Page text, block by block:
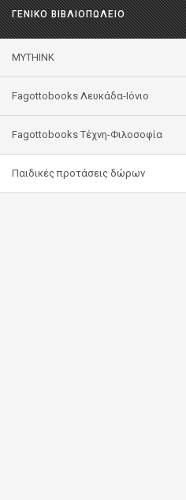
ΓΕΝΙΚΟ ΒΙΒΛΙΟΠΩΛΕΙΟ
MYTHINK
Fagottobooks Λευκάδα-Ιόνιο
Fagottobooks Τέχνη-Φιλοσοφία
Παιδικές προτάσεις δώρων